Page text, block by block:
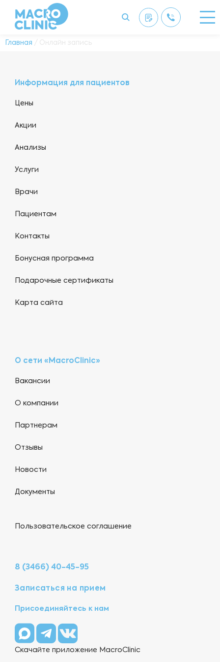
Главная / Онлайн запись
Информация для пациентов
Цены
Акции
Анализы
Услуги
Врачи
Пациентам
Контакты
Бонусная программа
Подарочные сертификаты
Карта сайта
О сети «MacroClinic»
Вакансии
О компании
Партнерам
Отзывы
Новости
Документы
Пользовательское соглашение
8 (3466) 40-45-95
Записаться на прием
Присоединяйтесь к нам
Скачайте приложение MacroClinic